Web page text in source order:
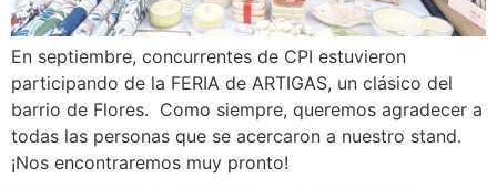
En septiembre, concurrentes de CPI estuvieron
participando de la FERIA de ARTIGAS, un clásico del
barrio de Flores. Como siempre, queremos agradecer a
todas las personas que se acercaron a nuestro stand.
¡Nos encontraremos muy pronto!